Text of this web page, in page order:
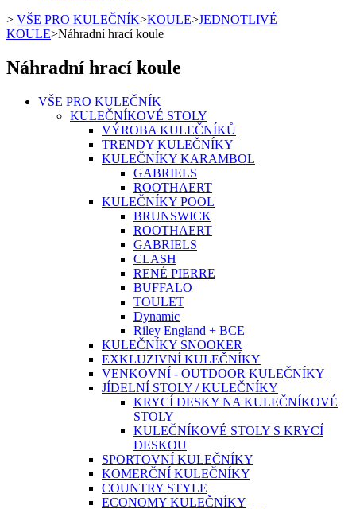
> VŠE PRO KULEČNÍK>KOULE>JEDNOTLIVÉ
KOULE>Náhradní hrací koule
Náhradní hrací koule
VŠE PRO KULEČNÍK
KULEČNÍKOVÉ STOLY
VÝROBA KULEČNÍKŮ
TRENDY KULEČNÍKY
KULEČNÍKY KARAMBOL
GABRIELS
ROOTHAERT
KULEČNÍKY POOL
BRUNSWICK
ROOTHAERT
GABRIELS
CLASH
RENÉ PIERRE
BUFFALO
TOULET
Dynamic
Riley England + BCE
KULEČNÍKY SNOOKER
EXKLUZIVNÍ KULEČNÍKY
VENKOVNÍ - OUTDOOR KULEČNÍKY
JÍDELNÍ STOLY / KULEČNÍKY
KRYCÍ DESKY NA KULEČNÍKOVÉ
STOLY
KULEČNÍKOVÉ STOLY S KRYCÍ
DESKOU
SPORTOVNÍ KULEČNÍKY
KOMERČNÍ KULEČNÍKY
COUNTRY STYLE
ECONOMY KULEČNÍKY